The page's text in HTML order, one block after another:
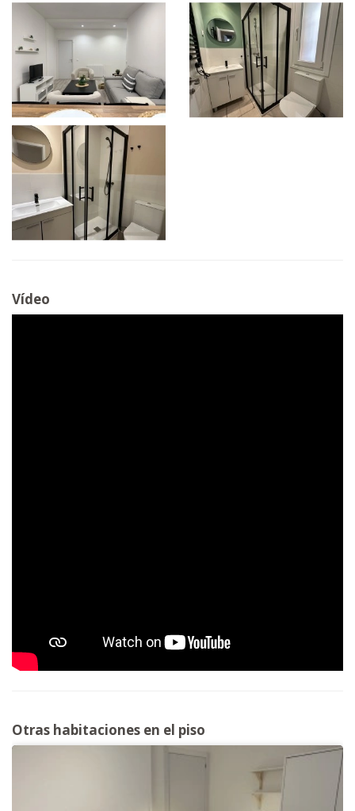
Vídeo
Otras habitaciones en el piso